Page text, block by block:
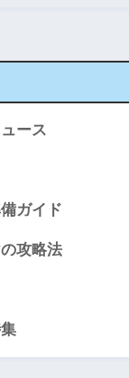
ース
ガイド
攻略法